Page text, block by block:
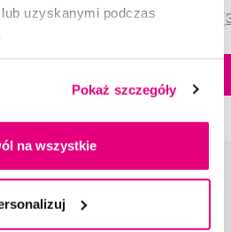
uzyskanymi podczas
Pokaż szczegóły
na wszystkie
> 5 szt